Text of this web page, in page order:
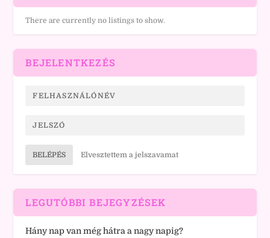
There are currently no listings to show.
BEJELENTKEZÉS
BELÉPÉS Elvesztettem a jelszavamat
LEGUTÓBBI BEJEGYZÉSEK
Hány nap van még hátra a nagy napig?